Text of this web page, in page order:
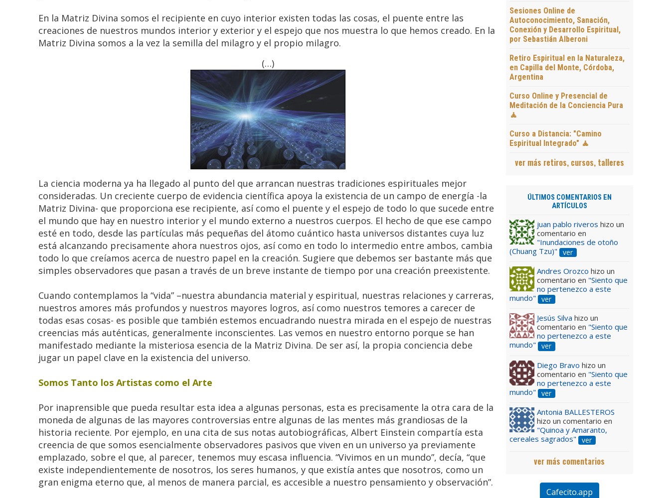
En la Matriz Divina somos el recipiente en cuyo interior existen todas las cosas, el puente entre las
creaciones de nuestros mundos interior y exterior y el espejo que nos muestra lo que hemos creado. En la
Matriz Divina somos a la vez la semilla del milagro y el propio milagro.
(…)
La ciencia moderna ya ha llegado al punto del que arrancan nuestras tradiciones espirituales mejor
consideradas. Un creciente cuerpo de evidencia científica apoya la existencia de un campo de energía -la
Matriz Divina- que proporciona ese recipiente, así como el puente y el espejo de todo lo que sucede entre
el mundo que hay en nuestro interior y el mundo externo a nuestros cuerpos. El hecho de que ese campo
esté en todo, desde las partículas más pequeñas del átomo cuántico hasta universos distantes cuya luz
está alcanzando precisamente ahora nuestros ojos, así como en todo lo intermedio entre ambos, cambia
todo lo que creíamos acerca de nuestro papel en la creación. Sugiere que debemos ser bastante más que
simples observadores que pasan a través de un breve instante de tiempo por una creación preexistente.
Cuando contemplamos la “vida” –nuestra abundancia material y espiritual, nuestras relaciones y carreras,
nuestros amores más profundos y nuestros mayores logros, así como nuestros temores a carecer de
todas esas cosas- es posible que también estemos encuadrando nuestra mirada en el espejo de nuestras
creencias más auténticas, generalmente inconscientes. Las vemos en nuestro entorno porque se han
manifestado mediante la misteriosa esencia de la Matriz Divina. De ser así, la propia conciencia debe
jugar un papel clave en la existencia del universo.
Somos Tanto los Artistas como el Arte
Por inaprensible que pueda resultar esta idea a algunas personas, esta es precisamente la otra cara de la
moneda de algunas de las mayores controversias entre algunas de las mentes más grandiosas de la
historia reciente. Por ejemplo, en una cita de sus notas autobiográficas, Albert Einstein compartía esta
creencia de que somos esencialmente observadores pasivos que viven en un universo ya previamente
emplazado, sobre el que, al parecer, tenemos muy escasa influencia. “Vivimos en un mundo”, decía, “que
existe independientemente de nosotros, los seres humanos, y que existía antes que nosotros, como un
gran enigma eterno que, al menos de manera parcial, es accesible a nuestro pensamiento y observación”.
Sesiones Online de
Autoconocimiento, Sanación,
Conexión y Desarrollo Espiritual,
por Sebastián Alberoni
Retiro Espiritual en la Naturaleza,
en Capilla del Monte, Córdoba,
Argentina
Curso Online y Presencial de
Meditación de la Conciencia Pura
🧘
Curso a Distancia: "Camino
Espiritual Integrado" 🧘
ver más retiros, cursos, talleres
ÚLTIMOS COMENTARIOS EN
ARTÍCULOS
juan pablo riveros hizo un
comentario en
"Inundaciones de otoño
(Chuang Tzu)"
ver
Andres Orozco hizo un
comentario en "Siento que
no pertenezco a este
mundo"
ver
Jesús Silva hizo un
comentario en "Siento que
no pertenezco a este
mundo"
ver
Diego Bravo hizo un
comentario en "Siento que
no pertenezco a este
mundo"
ver
Antonia BALLESTEROS
hizo un comentario en
"Quinoa y Amaranto,
cereales sagrados"
ver
ver más comentarios
Cafecito.app